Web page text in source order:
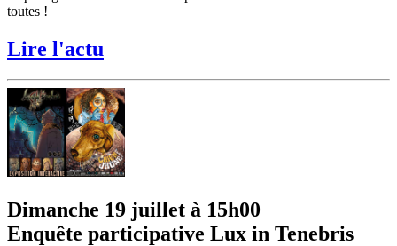
toutes !
Lire l'actu
Dimanche 19 juillet à 15h00
Enquête participative Lux in Tenebris